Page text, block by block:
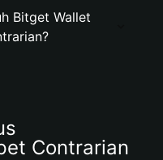
Bitget Wallet
Contrarian